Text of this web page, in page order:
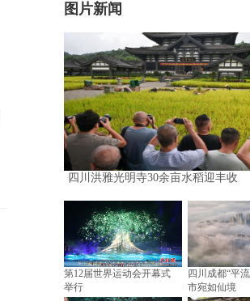
图片新闻
四川洪雅光明寺30余亩水稻迎丰收
第12届世界运动会开幕式
举行
四川成都“平
市宛如仙境